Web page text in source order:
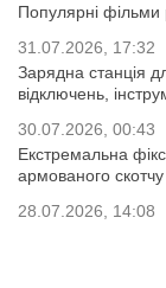
Популярні фільми
31.07.2026, 17:32
Зарядна станція
відключень,
30.07.2026, 00:43
Екстремальна
армованого скотчу
28.07.2026, 14:08